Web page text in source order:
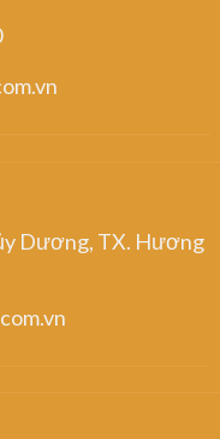
Dương, TX. Hương